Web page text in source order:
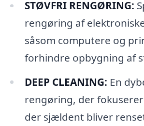
STØVFRI RENGØRING:
rengøring af
såsom computere og
forhindre opbygning af
DEEP CLEANING: En
rengøring, der
der sjældent bliver